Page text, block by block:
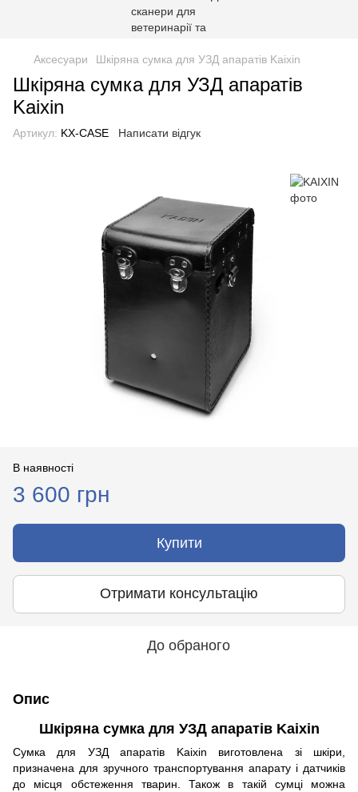
Аксесуари Шкіряна сумка для УЗД апаратів Kaixin
Шкіряна сумка для УЗД апаратів
Kaixin
Артикул: KX-CASE Написати відгук
В наявності
3 600 грн
Купити
Отримати консультацію
До обраного
Опис
Шкіряна сумка для УЗД апаратів Kaixin
Сумка для УЗД апаратів Kaixin виготовлена ​​зі шкіри,
призначена для зручного транспортування апарату і датчиків
до місця обстеження тварин. Також в такій сумці можна